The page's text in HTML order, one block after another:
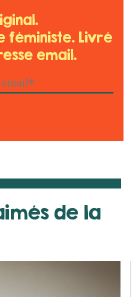
féministe. Livré
email.
de la